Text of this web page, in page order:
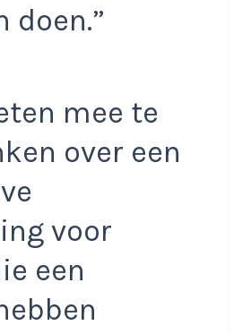
doen.”
mee te
over een
voor
een